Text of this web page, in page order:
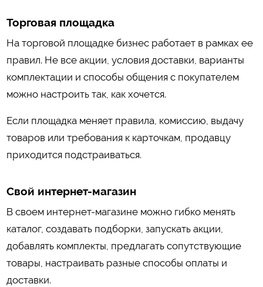
Торговая площадка
На торговой площадке бизнес работает в рамках ее
правил. Не все акции, условия доставки, варианты
комплектации и способы общения с покупателем
можно настроить так, как хочется.
Если площадка меняет правила, комиссию, выдачу
товаров или требования к карточкам, продавцу
приходится подстраиваться.
Свой интернет-магазин
В своем интернет-магазине можно гибко менять
каталог, создавать подборки, запускать акции,
добавлять комплекты, предлагать сопутствующие
товары, настраивать разные способы оплаты и
доставки.